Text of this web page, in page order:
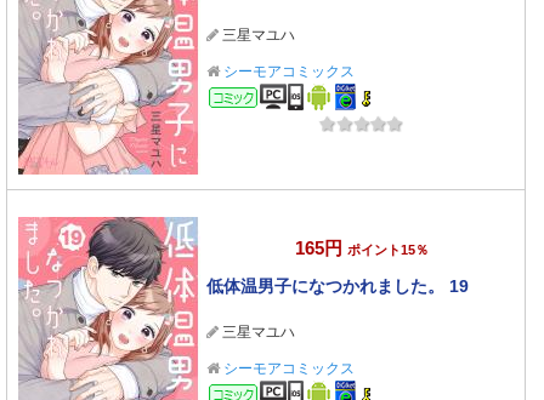
三星マユハ
シーモアコミックス
コミック
165円 ポイント15％
低体温男子になつかれました。 19
三星マユハ
シーモアコミックス
コミック